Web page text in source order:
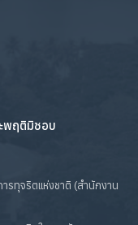
พฤติมิชอบ
รทุจริตแห่งชาติ (สำนักงาน